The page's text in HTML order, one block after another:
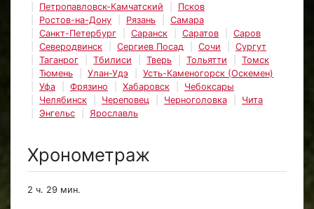
Петропавловск-Камчатский
Псков
Ростов-на-Дону
Рязань
Самара
Санкт-Петербург
Саранск Саратов
Саров
Северодвинск
Сергиев Посад Сочи
Сургут
Таганрог
Тбилиси Тверь Тольятти
Томск
Тюмень
Улан-Удэ
Усть-Каменогорск (Оскемен)
Уфа
Фрязино Хабаровск
Чебоксары
Челябинск
Череповец Черноголовка
Чита
Энгельс
Ярославль
Хронометраж
2 ч. 29 мин.